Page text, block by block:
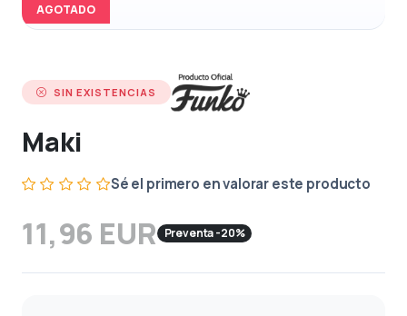
AGOTADO
SIN EXISTENCIAS
Maki
Sé el primero en valorar este producto
11,96 EUR Preventa -20%